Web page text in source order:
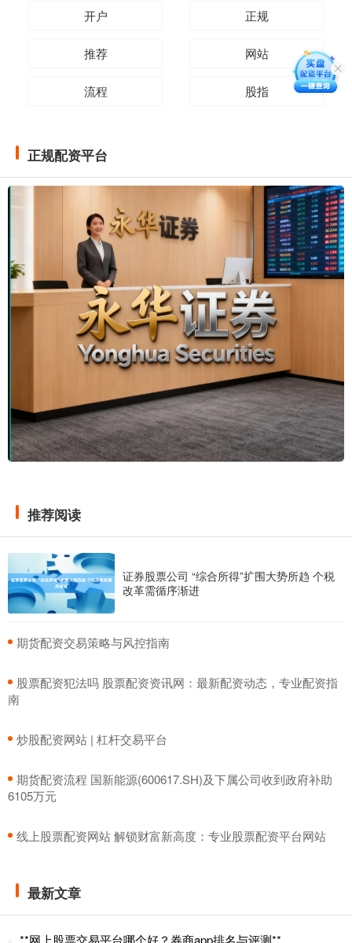
开户 正规
推荐 网站
流程 股指
正规配资平台
推荐阅读
证券股票公司 “综合所得”扩围大势所趋 个税
改革需循序渐进
​期货配资交易策略与风控指南
​股票配资犯法吗 股票配资资讯网：最新配资动态，专业配资指
南
​炒股配资网站 | 杠杆交易平台
​期货配资流程 国新能源(600617.SH)及下属公司收到政府补助
6105万元
​线上股票配资网站 解锁财富新高度：专业股票配资平台网站
最新文章
**网上股票交易平台哪个好？券商app排名与评测**